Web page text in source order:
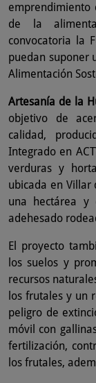
emprendimiento
de la
convocatoria la
puedan suponer
Alimentación
Artesanía de la
objetivo de
calidad,
Integrado en
verduras y
ubicada en Villar
una hectárea y
adehesado
El proyecto
los suelos y
recursos
los frutales y un
peligro de
móvil con
fertilización,
los frutales,